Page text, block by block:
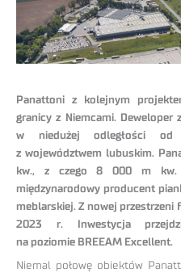
Panattoni z kolejnym
granicy z Niemcami. Deweloper
w niedużej odległości
z województwem lubuskim.
kw., z czego 8 000 m kw.
międzynarodowy producent
meblarskiej. Z nowej przestrzeni
2023 r. Inwestycja
na poziomie BREEAM Excellent.
Niemal połowę obiektów